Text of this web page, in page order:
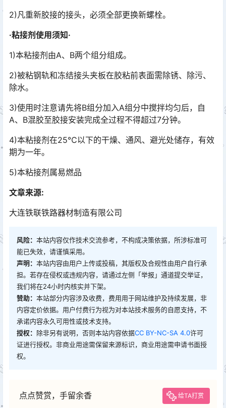
2)凡重新胶接的接头，必须全部更换新螺栓。
·粘接剂使用须知·
1)本粘接剂由A、B两个组分组成。
2)被粘钢轨和冻结接头夹板在胶粘前表面需除锈、除污、
除水。
3)使用时注意请先将B组分加入A组分中搅拌均匀后，自
A、B混胶至胶接安装完成全过程不得超过7分钟。
4)本粘接剂在25℃以下的干燥、通风、避光处储存，有效
期为一年。
5)本粘接剂属易燃品
文章来源:
大连铁联铁路器材制造有限公司
风险： 本站内容仅作技术交流参考，不构成决策依据，所涉标准可
能已失效，请谨慎采用。
声明： 本站内容由用户上传或投稿，其版权及合规性由用户自行承
担。若存在侵权或违规内容，请通过左侧「举报」通道提交举证，
我们将在24小时内核实并下架。
赞助： 本站部分内容涉及收费，费用用于网站维护及持续发展，非
内容定价依据。用户付费行为视为对本站技术服务的自愿支持，不
承诺内容永久可用性或技术支持。
授权： 除非另有说明，否则本站内容依据CC BY-NC-SA 4.0许可
证进行授权。非商业用途需保留来源标识，商业用途需申请书面授
权。
点点赞赏，手留余香 给TA打赏